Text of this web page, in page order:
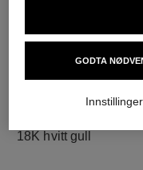
18K hvitt gull
GODTA